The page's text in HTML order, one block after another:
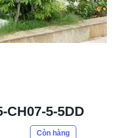
5-5DD
Còn hàng